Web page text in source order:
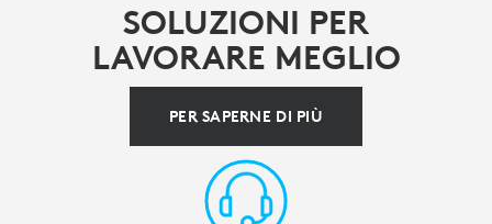
SOLUZIONI PER
LAVORARE MEGLIO
PER SAPERNE DI PIÙ